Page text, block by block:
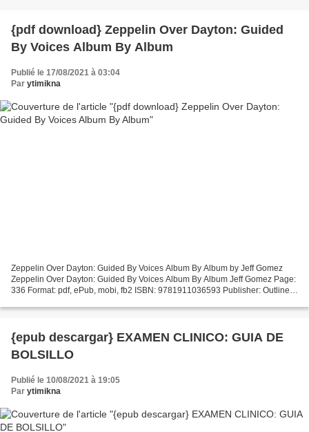
{pdf download} Zeppelin Over Dayton: Guided
By Voices Album By Album
Publié le 17/08/2021 à 03:04
Par ytimikna
Zeppelin Over Dayton: Guided By Voices Album By Album by Jeff Gomez
Zeppelin Over Dayton: Guided By Voices Album By Album Jeff Gomez Page:
336 Format: pdf, ePub, mobi, fb2 ISBN: 9781911036593 Publisher: Outline
{epub descargar} EXAMEN CLINICO: GUIA DE
BOLSILLO
Publié le 10/08/2021 à 19:05
Par ytimikna